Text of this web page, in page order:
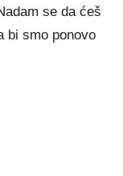
se da ćeš
bi smo ponovo